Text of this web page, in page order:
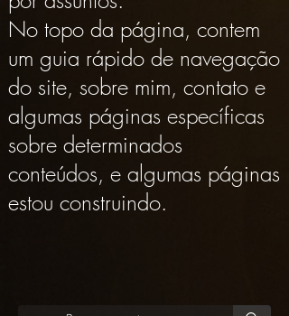
No topo da página, contem
um guia rápido de navegação
do site, sobre mim, contato e
algumas páginas específicas
sobre determinados
conteúdos, e algumas páginas
estou construindo.